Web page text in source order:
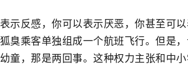
示反感，你可以表示厌恶，你甚至可
臭乘客单独组成​一个航班飞行。但是，
童，那是​两回事。这种权力主张和中